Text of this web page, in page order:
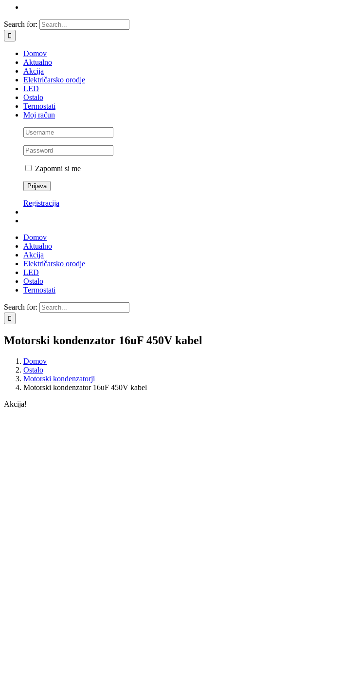
Search for:
Domov
Aktualno
Akcija
Električarsko orodje
LED
Ostalo
Termostati
Moj račun
Zapomni si me
Registracija
Domov
Aktualno
Akcija
Električarsko orodje
LED
Ostalo
Termostati
Search for:
Motorski kondenzator 16uF 450V kabel
Domov
Ostalo
Motorski kondenzatorji
Motorski kondenzator 16uF 450V kabel
Akcija!